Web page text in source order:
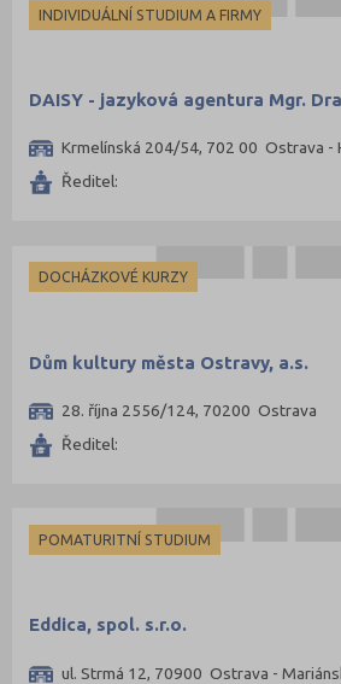
INDIVIDUÁLNÍ STUDIUM A FIRMY
DAISY - jazyková agentura Mgr.
Krmelínská 204/54, 702 00 Ostrava -
Ředitel:
DOCHÁZKOVÉ KURZY
Dům kultury města Ostravy, a.s.
28. října 2556/124, 70200 Ostrava
Ředitel:
POMATURITNÍ STUDIUM
Eddica, spol. s.r.o.
ul. Strmá 12, 70900 Ostrava -